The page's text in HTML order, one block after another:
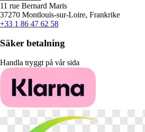
11 rue Bernard Maris
37270 Montlouis-sur-Loire, Frankrike
+33 1 86 47 62 58
Säker betalning
Handla tryggt på vår sida